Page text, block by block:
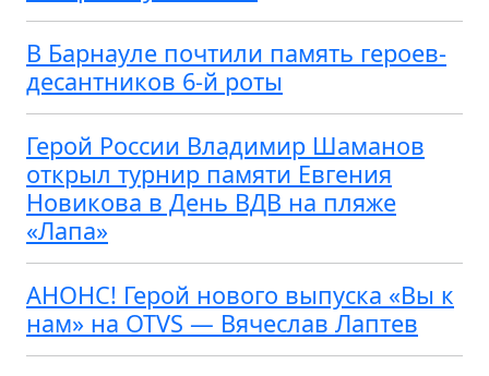
В Барнауле почтили память героев-
десантников 6-й роты
Герой России Владимир Шаманов
открыл турнир памяти Евгения
Новикова в День ВДВ на пляже
«Лапа»
АНОНС! Герой нового выпуска «Вы к
нам» на OTVS — Вячеслав Лаптев